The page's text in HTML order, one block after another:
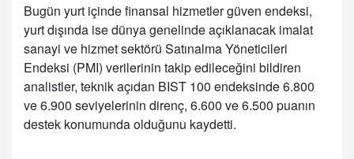
Bugün yurt içinde finansal hizmetler güven endeksi,
yurt dışında ise dünya genelinde açıklanacak imalat
sanayi ve hizmet sektörü Satınalma Yöneticileri
Endeksi (PMI) verilerinin takip edileceğini bildiren
analistler, teknik açıdan BIST 100 endeksinde 6.800
ve 6.900 seviyelerinin direnç, 6.600 ve 6.500 puanın
destek konumunda olduğunu kaydetti.